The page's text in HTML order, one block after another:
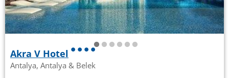
Akra V Hotel
Antalya, Antalya & Belek